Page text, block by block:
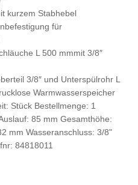
kurzem Stabhebel
für
L 500 mmmit 3/8″
3/8″ und Unterspülrohr L
Warmwasserspeicher
Stück Bestellmenge: 1
85 mm Gesamthöhe:
mm Wasseranschluss: 3/8"
84818011